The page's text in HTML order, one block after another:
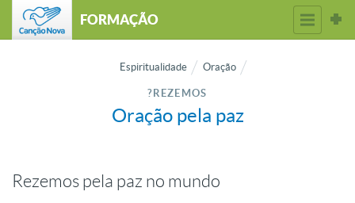
FORMAÇÃO
Espiritualidade Oração
?REZEMOS
Oração pela paz
Rezemos pela paz no mundo